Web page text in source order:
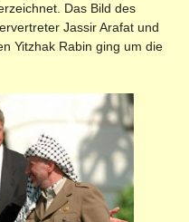
Das Bild des
Jassir Arafat und
Yitzhak Rabin ging um die